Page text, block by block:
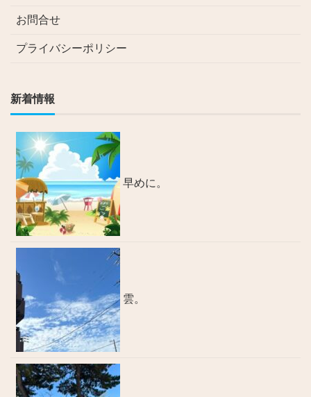
お問合せ
プライバシーポリシー
新着情報
早めに。
雲。